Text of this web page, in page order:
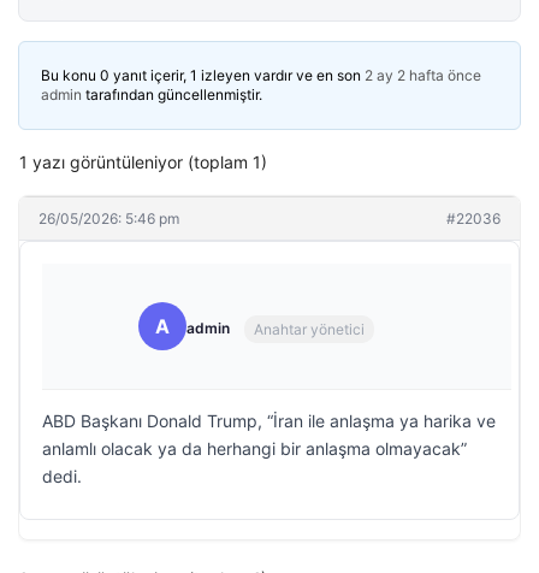
Bu konu 0 yanıt içerir, 1 izleyen vardır ve en son 2 ay 2 hafta önce
admin tarafından güncellenmiştir.
1 yazı görüntüleniyor (toplam 1)
26/05/2026: 5:46 pm #22036
A admin Anahtar yönetici
ABD Başkanı Donald Trump, “İran ile anlaşma ya harika ve
anlamlı olacak ya da herhangi bir anlaşma olmayacak”
dedi.